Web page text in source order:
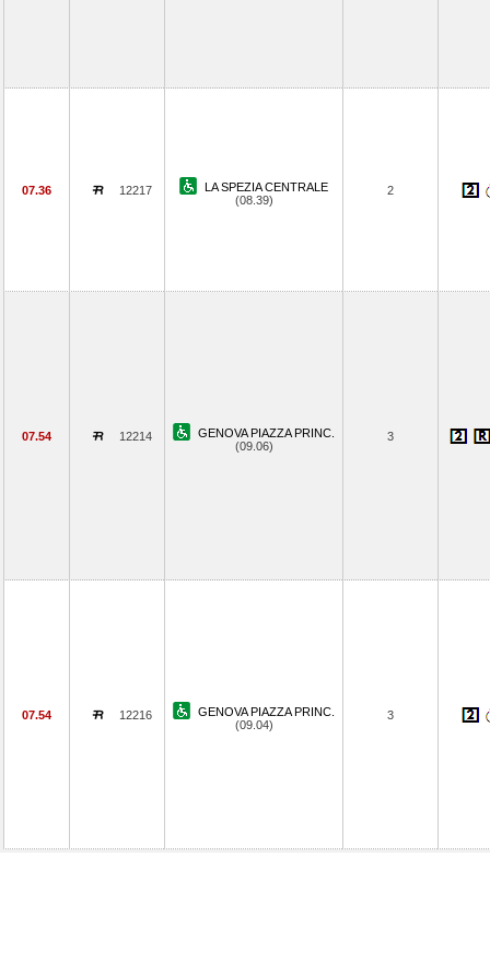
07.36 12217
LA SPEZIA CENTRALE
(08.39)
2
07.54 12214
GENOVA PIAZZA PRINC.
(09.06)
3
07.54 12216
GENOVA PIAZZA PRINC.
(09.04)
3